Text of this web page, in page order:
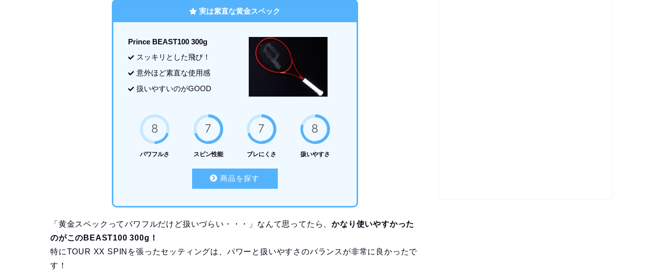
実は素直な黄金スペック
Prince BEAST100 300g
スッキリとした飛び！
意外ほど素直な使用感
扱いやすいのがGOOD
8
パワフルさ
7
スピン性能
7
ブレにくさ
8
扱いやすさ
商品を探す
「黄金スペックってパワフルだけど扱いづらい・・・」なんて思ってたら、かなり使いやすかった
のがこのBEAST100 300g！
特にTOUR XX SPINを張ったセッティングは、パワーと扱いやすさのバランスが非常に良かったで
す！